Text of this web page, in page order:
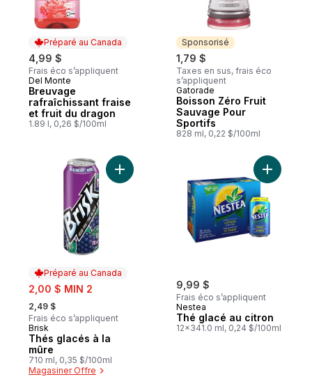
Préparé au Canada
4,99 $
Frais éco s’appliquent
Préparé au Canada
Del Monte
Breuvage
rafraîchissant fraise
et fruit du dragon
1.89 l, 0,26 $/100ml
Sponsorisé
1,79 $
Taxes en sus, frais éco
s’appliquent
Sponsorisé
Gatorade
Boisson Zéro Fruit
Sauvage Pour
Sportifs
828 ml, 0,22 $/100ml
Préparé au Canada
sale:
2,00 $ MIN 2
, formerly:
2,49 $
Frais éco s’appliquent
Préparé au Canada
Brisk
Thés glacés à la
mûre
710 ml, 0,35 $/100ml
Magasiner Offre
Ajouter Thés glacés à la mûre au panier
9,99 $
Frais éco s’appliquent
Nestea
Thé glacé au citron
12x341.0 ml, 0,24 $/100ml
Ajouter